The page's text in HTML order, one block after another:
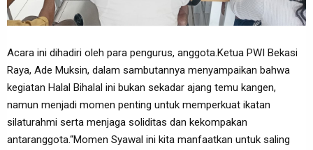
Acara ini dihadiri oleh para pengurus, anggota.Ketua PWI Bekasi
Raya, Ade Muksin, dalam sambutannya menyampaikan bahwa
kegiatan Halal Bihalal ini bukan sekadar ajang temu kangen,
namun menjadi momen penting untuk memperkuat ikatan
silaturahmi serta menjaga soliditas dan kekompakan
antaranggota.“Momen Syawal ini kita manfaatkan untuk saling